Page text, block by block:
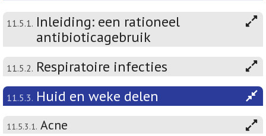
11.5.1. Inleiding: een rationeel
antibioticagebruik
11.5.2. Respiratoire infecties
11.5.3. Huid en weke delen
11.5.3.1. Acne